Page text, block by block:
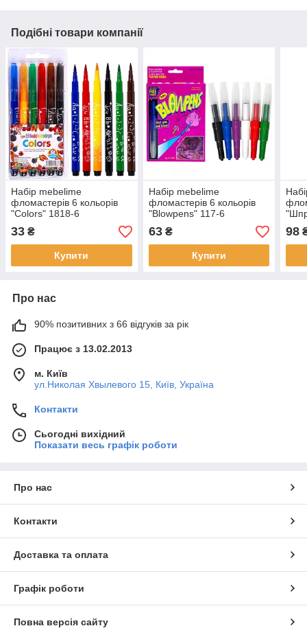
Подібні товари компанії
Набір mebelime
фломастерів 6 кольорів
"Colors" 1818-6
33 ₴
Купити
Набір mebelime
фломастерів 6 кольорів
"Blowpens" 117-6
63₴
Купити
98
Про нас
90% позитивних з 66 відгуків за рік
Працює з 13.02.2013
м. Київ
ул.Николая Хвылевого 15, Київ, Україна
Контакти
Сьогодні вихідний
Показати весь графік роботи
Про нас
Контакти
Доставка та оплата
Графік роботи
Повна версія сайту